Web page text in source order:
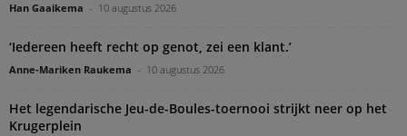
Han Gaaikema - 10 augustus 2026
‘Iedereen heeft recht op genot, zei een klant.’
Anne-Mariken Raukema - 10 augustus 2026
Het legendarische Jeu-de-Boules-toernooi strijkt neer op het
Krugerplein